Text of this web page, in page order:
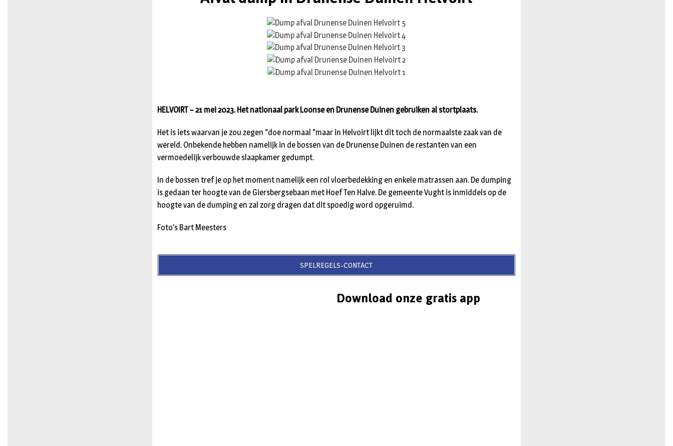
HELVOIRT – 21 mei 2023. Het nationaal park Loonse en Drunense Duinen gebruiken al stortplaats.
Het is iets waarvan je zou zegen “doe normaal “maar in Helvoirt lijkt dit toch de normaalste zaak van de
wereld. Onbekende hebben namelijk in de bossen van de Drunense Duinen de restanten van een
vermoedelijk verbouwde slaapkamer gedumpt.
In de bossen tref je op het moment namelijk een rol vloerbedekking en enkele matrassen aan. De dumping
is gedaan ter hoogte van de Giersbergsebaan met Hoef Ten Halve. De gemeente Vught is inmiddels op de
hoogte van de dumping en zal zorg dragen dat dit spoedig word opgeruimd.
Foto’s Bart Meesters
SPELREGELS-CONTACT
Download onze gratis app